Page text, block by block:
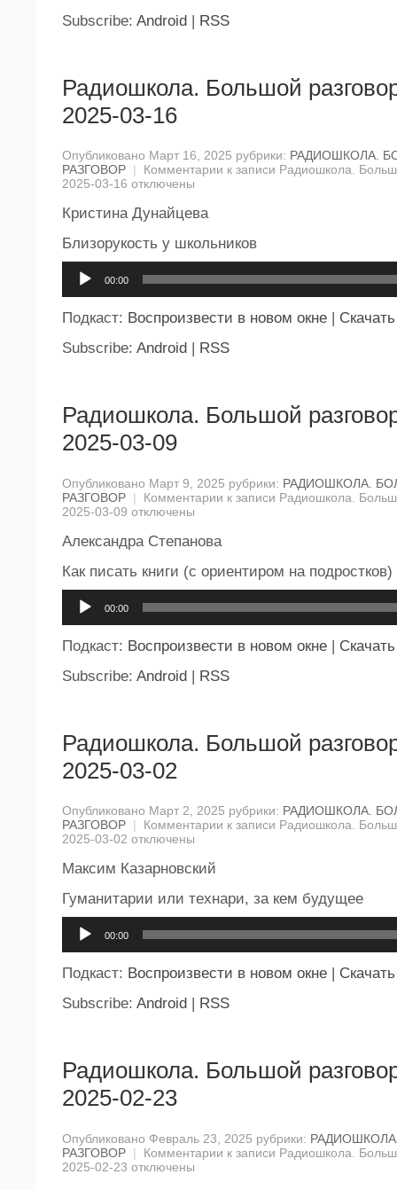
Subscribe: Android | RSS
Радиошкола. Большой
2025-03-16
Опубликовано Март 16, 2025 рубрики: РАДИОШКОЛА.
РАЗГОВОР | Комментарии к записи Радиошкола.
2025-03-16 отключены
Кристина Дунайцева
Близорукость у школьников
00:00
Подкаст: Воспроизвести в новом окне
Скачать
Subscribe: Android RSS
Радиошкола. Большой
2025-03-09
Опубликовано Март 9, 2025 рубрики: РАДИОШКОЛА.
РАЗГОВОР | Комментарии к записи Радиошкола.
2025-03-09 отключены
Александра Степанова
Как писать книги (с ориентиром на подростков)
00:00
Подкаст: Воспроизвести в новом окне | Скачать
Subscribe: Android | RSS
Радиошкола. Большой
2025-03-02
Опубликовано Март 2, 2025 рубрики: РАДИОШКОЛА.
РАЗГОВОР | Комментарии к записи Радиошкола.
2025-03-02 отключены
Максим Казарновский
Гуманитарии или технари, за кем будущее
00:00
Подкаст: Воспроизвести в новом окне
Скачать
Subscribe: Android RSS
Радиошкола. Большой
2025-02-23
Опубликовано Февраль 23, 2025 рубрики:
РАЗГОВОР | Комментарии к записи Радиошкола.
2025-02-23 отключены